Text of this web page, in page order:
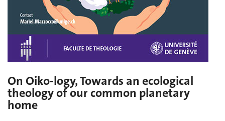
On Oiko-logy, Towards an ecological
theology of our common planetary
home